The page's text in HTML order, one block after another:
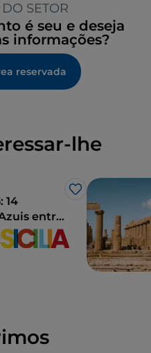
SETOR
é seu e deseja
informações?
reservada
lhe
Gosto
14
entre